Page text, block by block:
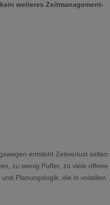
weiteres Zeitmanagement-
entsteht Zeitverlust selten
zu wenig Puffer, zu viele offene
Planungslogik, die in volatilen